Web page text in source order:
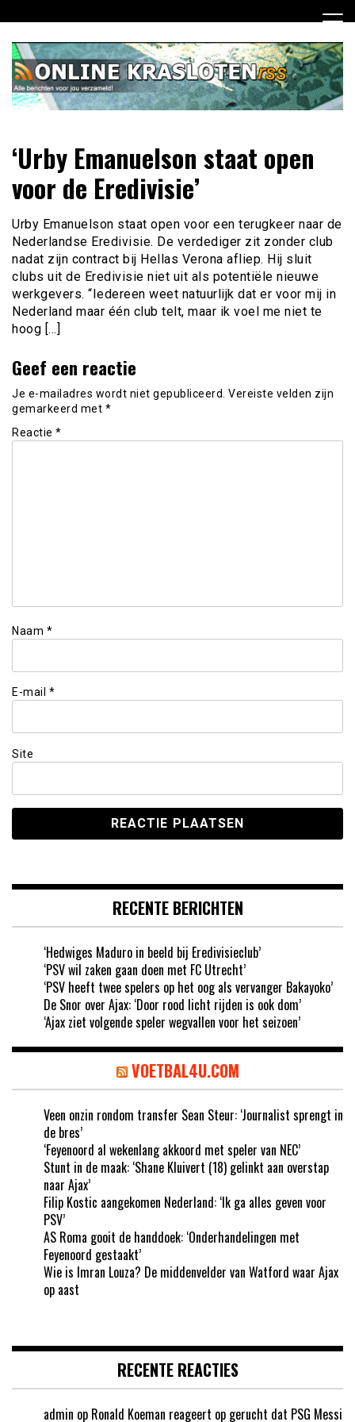
naar
inhoud
Online Krasloten RSS
jou verzameld
‘Urby Emanuelson staat open
voor de Eredivisie’
Urby Emanuelson staat open voor een terugkeer naar de
Nederlandse Eredivisie. De verdediger zit zonder club
nadat zijn contract bij Hellas Verona afliep. Hij sluit
clubs uit de Eredivisie niet uit als potentiële nieuwe
werkgevers. “Iedereen weet natuurlijk dat er voor mij in
Nederland maar één club telt, maar ik voel me niet te
hoog […]
Geef een reactie
Je e-mailadres wordt niet gepubliceerd. Vereiste velden zijn
gemarkeerd met *
Reactie *
Naam *
E-mail *
Site
RECENTE BERICHTEN
‘Hedwiges Maduro in beeld bij Eredivisieclub’
‘PSV wil zaken gaan doen met FC Utrecht’
‘PSV heeft twee spelers op het oog als vervanger Bakayoko’
De Snor over Ajax: ‘Door rood licht rijden is ook dom’
‘Ajax ziet volgende speler wegvallen voor het seizoen’
VOETBAL4U.COM
Veen onzin rondom transfer Sean Steur: ‘Journalist sprengt in
de bres’
‘Feyenoord al wekenlang akkoord met speler van NEC’
Stunt in de maak: ‘Shane Kluivert (18) gelinkt aan overstap
naar Ajax’
Filip Kostic aangekomen Nederland: ‘Ik ga alles geven voor
PSV’
AS Roma gooit de handdoek: ‘Onderhandelingen met
Feyenoord gestaakt’
Wie is Imran Louza? De middenvelder van Watford waar Ajax
op aast
RECENTE REACTIES
admin op Ronald Koeman reageert op gerucht dat PSG Messi